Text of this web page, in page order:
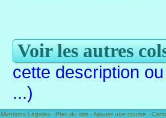
Voir les autres
cette description
...)
Mentions Légales - Plan du site -Ajouter une course -